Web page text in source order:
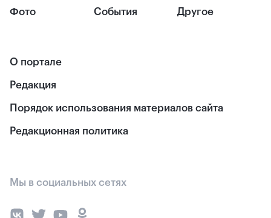
Фото События Другое
О портале
Редакция
Порядок использования материалов сайта
Редакционная политика
Мы в социальных сетях